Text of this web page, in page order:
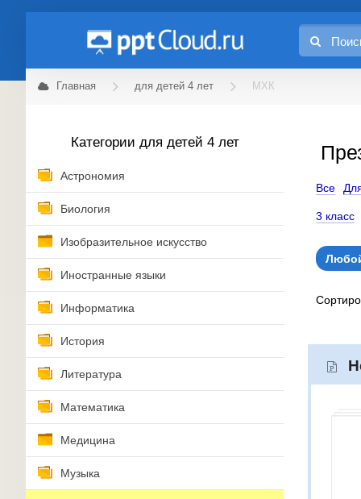
Главная для детей 4 лет МХК
Категории для детей 4 лет
Астрономия
Биология
Изобразительное искусство
Иностранные языки
Информатика
История
Литература
Математика
Медицина
Музыка
Все
3 класс